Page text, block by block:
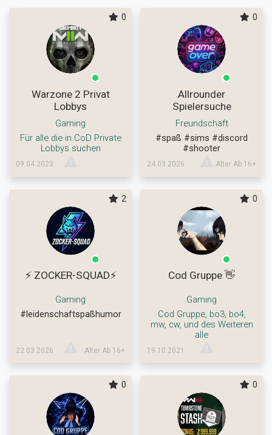
0
Warzone 2 Privat
Lobbys
Gaming
Für alle die in CoD Private
Lobbys suchen
09.04.2023
0
Allrounder
Spielersuche
Freundschaft
#spaß #sims #discord
#shooter
24.03.2026 Alter Ab 16+
2
⚡ ZOCKER-SQUAD⚡
Gaming
#leidenschaftspaßhumor
22.03.2026 Alter Ab 16+
0
Cod Gruppe 👋
Gaming
Cod Gruppe, bo3, bo4,
mw, cw, und des Weiteren
alle
19.10.2021
0 0